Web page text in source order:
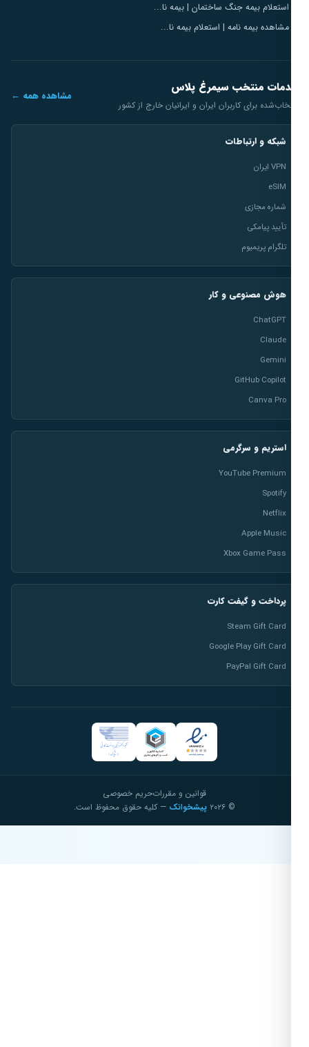
استعلام بیمه جنگ ساختمان | بیمه نا...
مشاهده بیمه نامه | استعلام بیمه نا...
منتخب سیمرغ پلاس
برای کاربران ایران و ایرانیان خارج از کشور
مشاهده همه ←
شبکه و ارتباطات
شماره مجازی
تأیید پیامکی
تلگرام پریمیوم
هوش مصنوعی و کار
ChatGPT
Claude
Gemini
GitHub Copilot
Canva Pro
استریم و سرگرمی
YouTube Premium
Spotify
Netflix
Apple Music
Xbox Game Pass
پرداخت و گیفت کارت
Steam Gift Card
Google Play Gift Card
PayPal Gift Card
قوانین و مقرراتحریم خصوصی
پیشخوانک— کلیه حقوق محفوظ است.